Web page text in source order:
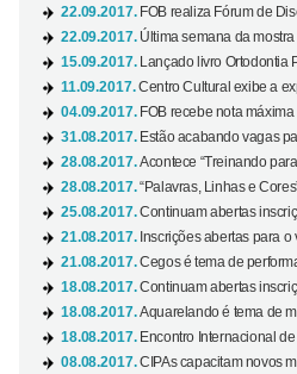
22.09.2017. FOB realiza Fórum de
22.09.2017. Última semana da mostra
15.09.2017.
Lançado livro Ortodontia
11.09.2017.Centro Cultural exibe a
04.09.2017. FOB recebe nota
31.08.2017. Estão acabando vagas
28.08.2017.Acontece “Treinando
28.08.2017.“Palavras, Linhas e
25.08.2017.Continuam abertas
21.08.2017. Inscrições abertas para
21.08.2017.Cegos é tema de
18.08.2017.Continuam abertas
18.08.2017.Aquarelando é tema de
18.08.2017. Encontro Internacional
08.08.2017.CIPAs capacitam novos